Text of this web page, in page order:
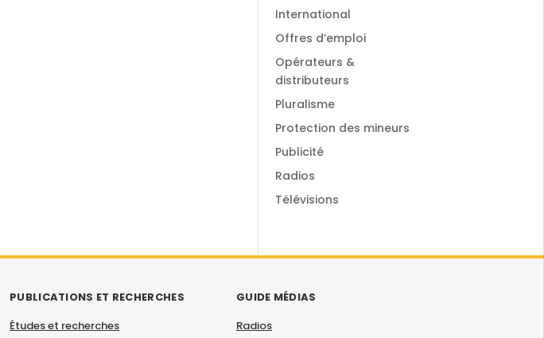
International
Offres d’emploi
Opérateurs &
distributeurs
Pluralisme
Protection des mineurs
Publicité
Radios
Télévisions
PUBLICATIONS ET RECHERCHES
Études et recherches
GUIDE MÉDIAS
Radios